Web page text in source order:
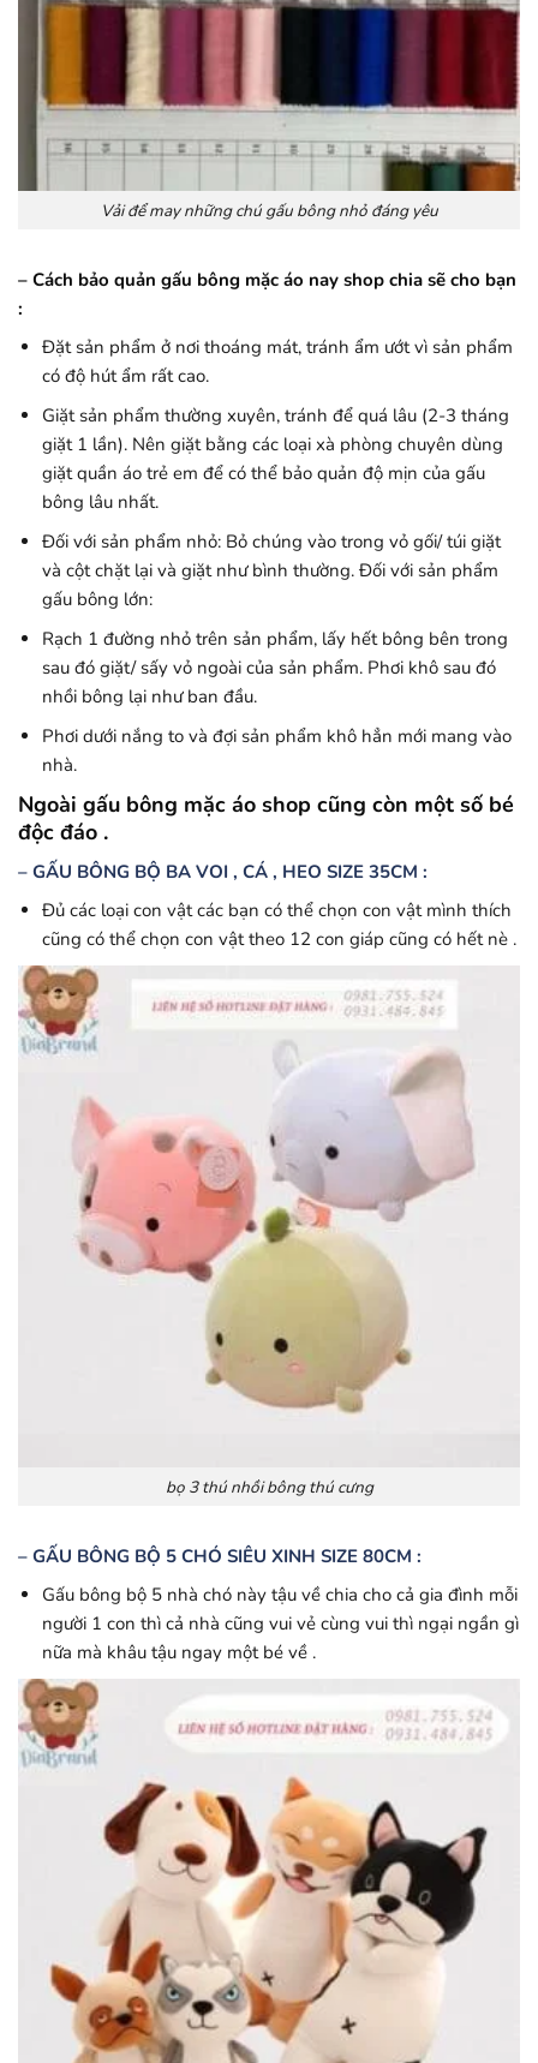
Vải để may những chú gấu bông nhỏ đáng yêu
– Cách bảo quản gấu bông mặc áo nay shop chia sẽ cho bạn
:
Đặt sản phẩm ở nơi thoáng mát, tránh ẩm ướt vì sản phẩm
có độ hút ẩm rất cao.
Giặt sản phẩm thường xuyên, tránh để quá lâu (2-3 tháng
giặt 1 lần). Nên giặt bằng các loại xà phòng chuyên dùng
giặt quần áo trẻ em để có thể bảo quản độ mịn của gấu
bông lâu nhất.
Đối với sản phẩm nhỏ: Bỏ chúng vào trong vỏ gối/ túi giặt
và cột chặt lại và giặt như bình thường. Đối với sản phẩm
gấu bông lớn:
Rạch 1 đường nhỏ trên sản phẩm, lấy hết bông bên trong
sau đó giặt/ sấy vỏ ngoài của sản phẩm. Phơi khô sau đó
nhồi bông lại như ban đầu.
Phơi dưới nắng to và đợi sản phẩm khô hẳn mới mang vào
nhà.
Ngoài gấu bông mặc áo shop cũng còn một số bé
độc đáo .
– GẤU BÔNG BỘ BA VOI , CÁ , HEO SIZE 35CM :
Đủ các loại con vật các bạn có thể chọn con vật mình thích
cũng có thể chọn con vật theo 12 con giáp cũng có hết nè .
bọ 3 thú nhồi bông thú cưng
– GẤU BÔNG BỘ 5 CHÓ SIÊU XINH SIZE 80CM :
Gấu bông bộ 5 nhà chó này tậu về chia cho cả gia đình mỗi
người 1 con thì cả nhà cũng vui vẻ cùng vui thì ngại ngần gì
nữa mà khâu tậu ngay một bé về .